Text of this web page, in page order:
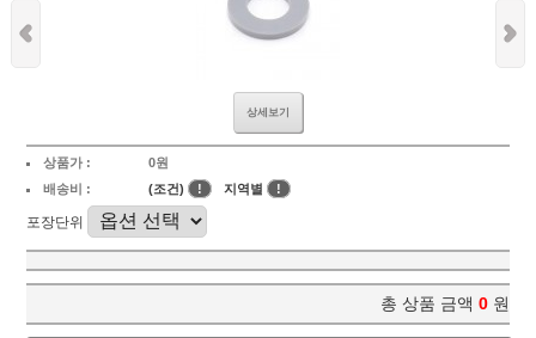
상세보기
상품가 :
0원
배송비 :
(조건) ! 지역별 !
포장단위
총 상품 금액 0 원